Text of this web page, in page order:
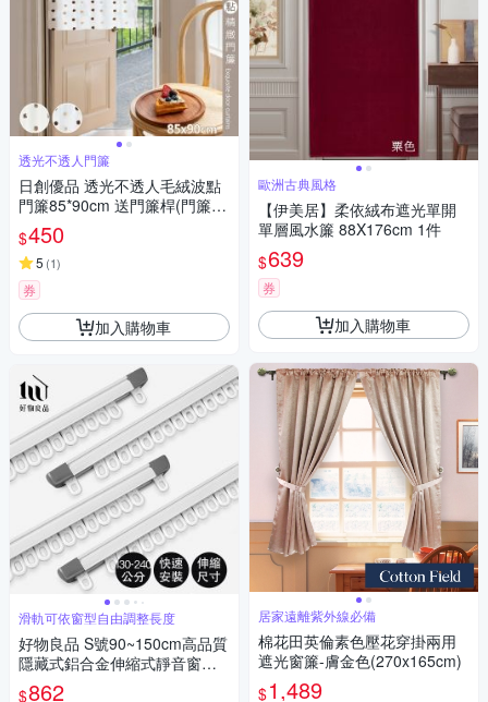
透光不透人門簾
日創優品 透光不透人毛絨波點
門簾85*90cm 送門簾桿(門簾/
長門簾/隔簾/穿桿窗簾/短簾/咖
啡簾)
$450
5 (1)
券
加入購物車
滑軌可依窗型自由調整長度
好物良品 S號90~150cm高品質
隱藏式鋁合金伸縮式靜音窗簾
滑軌(窗簾軌 推拉窗簾 窗簾軌
$862
歐洲古典風格
【伊美居】柔依絨布遮光單開
單層風水簾 88X176cm 1件
$639
券
加入購物車
居家遠離紫外線必備
棉花田英倫素色壓花穿掛兩用
遮光窗簾-膚金色(270x165cm)
$1,489